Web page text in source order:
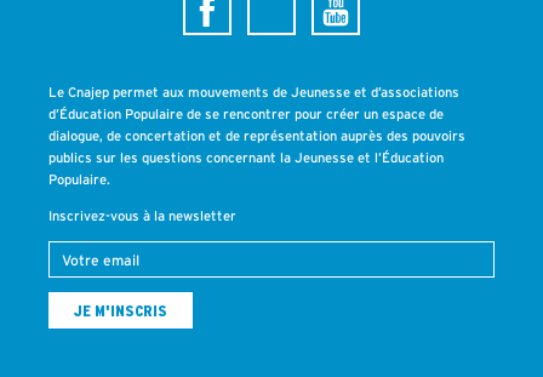
Le Cnajep permet aux mouvements de Jeunesse et d’associations
d’Éducation Populaire de se rencontrer pour créer un espace de
dialogue, de concertation et de représentation auprès des pouvoirs
publics sur les questions concernant la Jeunesse et l’Éducation
Populaire.
Inscrivez-vous à la newsletter